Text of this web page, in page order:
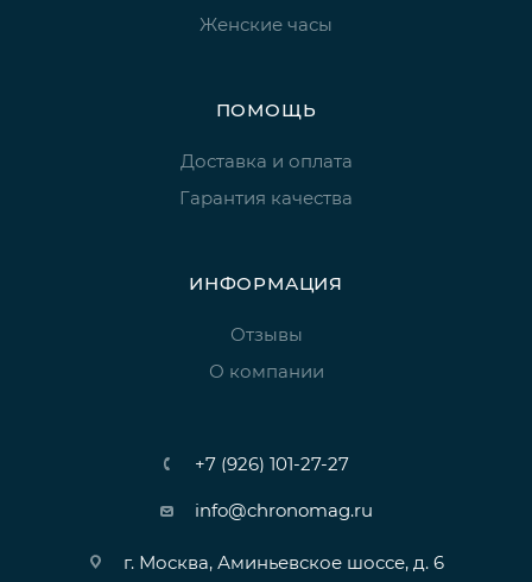
Женские часы
ПОМОЩЬ
Доставка и оплата
Гарантия качества
ИНФОРМАЦИЯ
Отзывы
О компании
+7 (926) 101-27-27
info@chronomag.ru
г. Москва, Аминьевское шоссе, д. 6